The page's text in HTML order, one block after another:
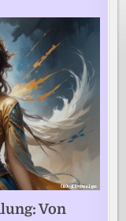
Von